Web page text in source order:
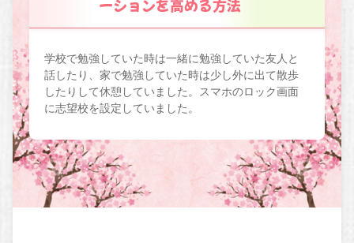
ーションを高める方法
学校で勉強していた時は一緒に勉強していた友人と
話したり、家で勉強していた時は少し外に出て散歩
したりして休憩していました。スマホのロック画面
に志望校を設定していました。